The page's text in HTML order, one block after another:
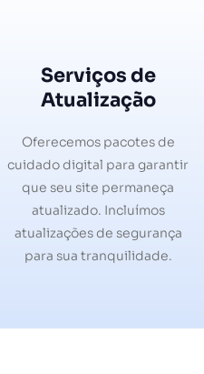
Serviços de
Atualização
Oferecemos pacotes de
cuidado digital para garantir
que seu site permaneça
atualizado. Incluímos
atualizações de segurança
para sua tranquilidade.